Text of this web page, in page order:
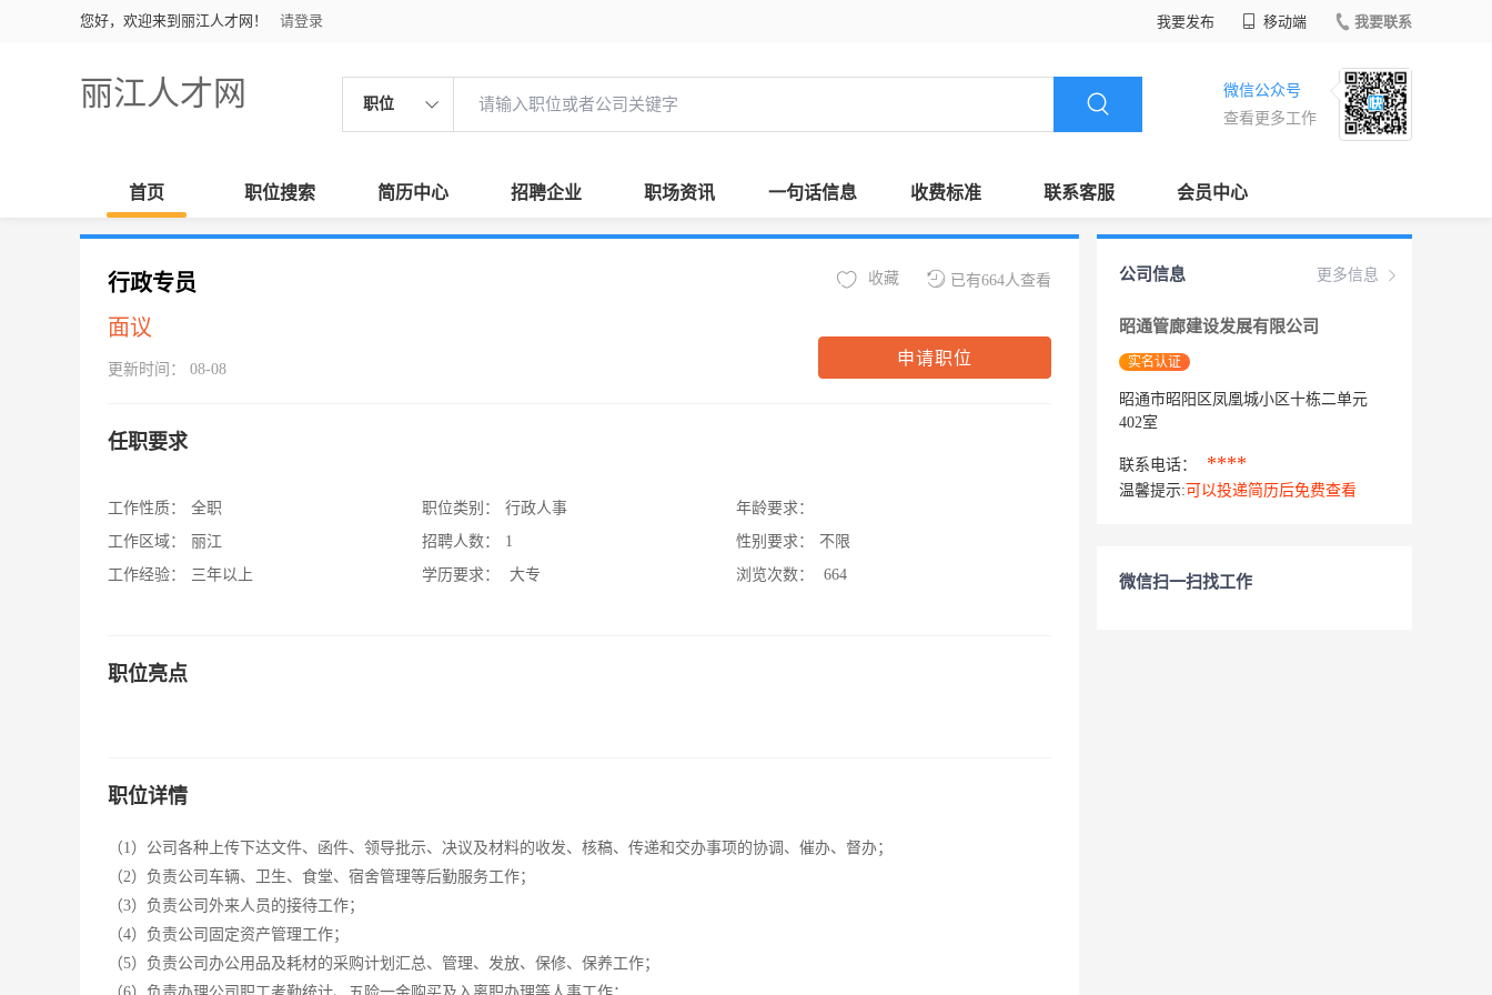
您好，欢迎来到丽江人才网！ 请登录 我要发布 移动端 我要联系
丽江人才网 职位
微信公众号
查看更多工作
首页 职位搜索 简历中心 招聘企业 职场资讯 一句话信息 收费标准 联系客服 会员中心
行政专员
面议
更新时间： 08-08
已有664人查看
收藏
申请职位
任职要求
工作性质：
全职
工作区域：
丽江
工作经验：
三年以上
职位类别：
行政人事
招聘人数：
1
学历要求：
大专
年龄要求：
性别要求：
不限
浏览次数：
664
职位亮点
职位详情
（1）公司各种上传下达文件、函件、领导批示、决议及材料的收发、核稿、传递和交办事项的协调、催办、督办；
（2）负责公司车辆、卫生、食堂、宿舍管理等后勤服务工作；
（3）负责公司外来人员的接待工作；
（4）负责公司固定资产管理工作；
（5）负责公司办公用品及耗材的采购计划汇总、管理、发放、保修、保养工作；
更多信息
公司信息
昭通管廊建设发展有限公司
实名认证
昭通市昭阳区凤凰城小区十栋二单元
402室
联系电话： ****
温馨提示: 可以投递简历后免费查看
微信扫一扫找工作